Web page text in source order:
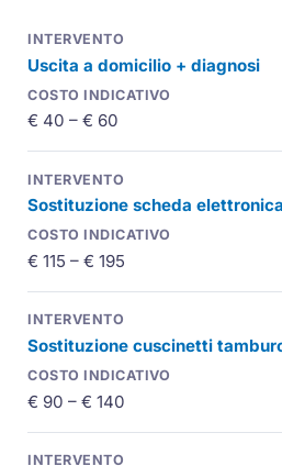
Uscita a domicilio + diagnosi
€ 40 – € 60
Sostituzione scheda elettronica
€ 115 – € 195
Sostituzione cuscinetti
€ 90 – € 140